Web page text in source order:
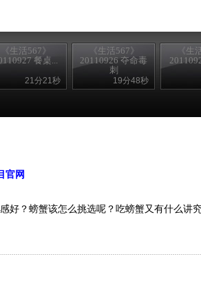
《生活567》
餐桌...
21分21秒
《生活567》
20110926 夺命毒
刺
19分48秒
《生
官网
好？螃蟹该怎么挑选呢？吃螃蟹又有什么讲